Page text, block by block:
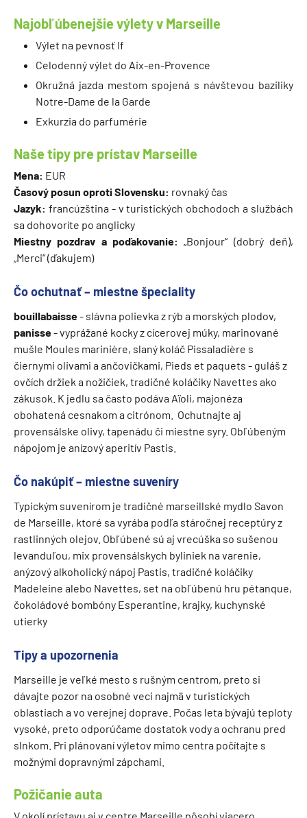
Najobľúbenejšie výlety v Marseille
Výlet na pevnosť If
Celodenný výlet do Aix-en-Provence
Okružná jazda mestom spojená s návštevou baziliky
Notre-Dame de la Garde
Exkurzia do parfumérie
Naše tipy pre prístav Marseille
Mena: EUR
Časový posun oproti Slovensku: rovnaký čas
Jazyk: francúzština - v turistických obchodoch a službách
sa dohovoríte po anglicky
Miestny pozdrav a poďakovanie: „Bonjour“ (dobrý deň),
„Merci“ (ďakujem)
Čo ochutnať – miestne špeciality
bouillabaisse- slávna polievka z rýb a morských plodov,
panisse- vyprážané kocky z cícerovej múky, marinované
mušle Moules marinière, slaný koláč Pissaladière s
čiernymi olivami a ančovičkami, Pieds et paquets - guláš z
ovčích držiek a nožičiek, tradičné koláčiky Navettes ako
zákusok. K jedlu sa často podáva Aïoli, majonéza
obohatená cesnakom a citrónom. Ochutnajte aj
provensálske olivy, tapenádu či miestne syry. Obľúbeným
nápojom je anízový aperitív Pastis.
Čo nakúpiť – miestne suveníry
Typickým suvenírom je tradičné marseillské mydlo Savon
de Marseille, ktoré sa vyrába podľa stáročnej receptúry z
rastlinných olejov. Obľúbené sú aj vrecúška so sušenou
levanduľou, mix provensálskych byliniek na varenie,
anýzový alkoholický nápoj Pastis, tradičné koláčiky
Madeleine alebo Navettes, set na obľúbenú hru pétanque,
čokoládové bombóny Esperantine, krajky, kuchynské
utierky
Tipy a upozornenia
Marseille je veľké mesto s rušným centrom, preto si
dávajte pozor na osobné veci najmä v turistických
oblastiach a vo verejnej doprave. Počas leta bývajú teploty
vysoké, preto odporúčame dostatok vody a ochranu pred
slnkom. Pri plánovaní výletov mimo centra počítajte s
možnými dopravnými zápchami.
Požičanie auta